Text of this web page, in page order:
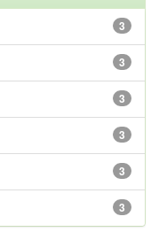
3
3
3
3
3
3